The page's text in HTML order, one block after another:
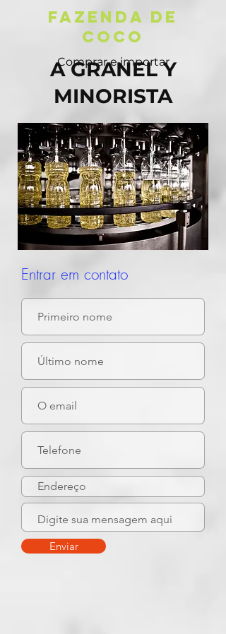
FAZENDA DE
COCO
Comprar e importar
A GRANEL Y
MINORISTA
Entrar em contato
Enviar